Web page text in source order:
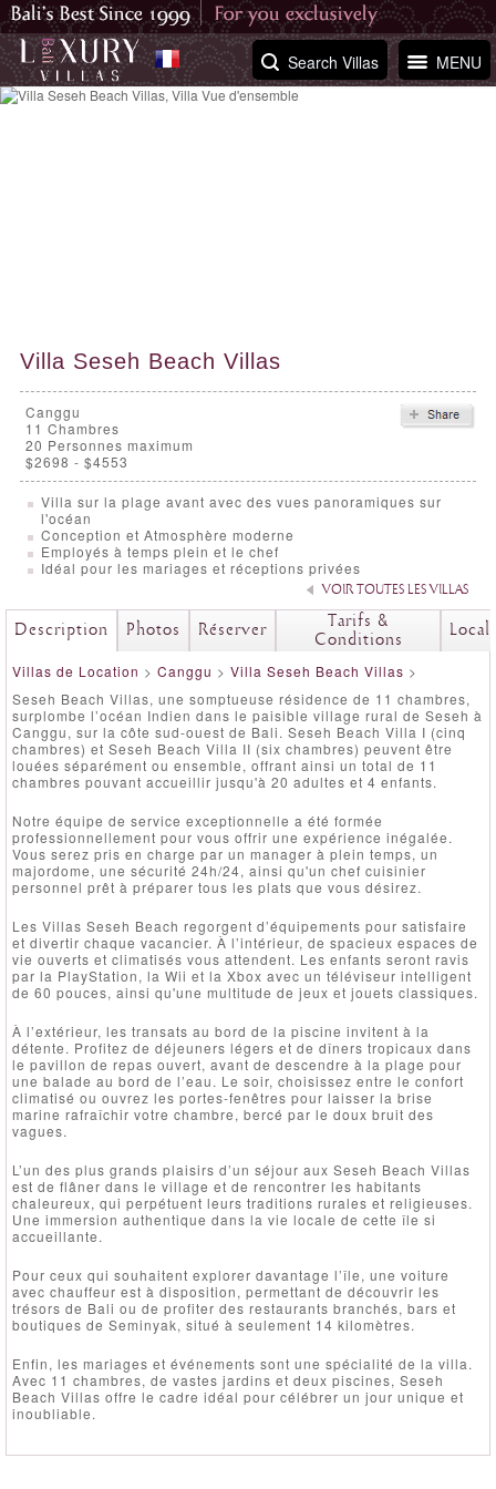
MENU
Search Villas
Villa Seseh Beach Villas
Canggu
11 Chambres
20 Personnes maximum
$2698 - $4553
Villa sur la plage avant avec des vues panoramiques sur
l'océan
Conception et Atmosphère moderne
Employés à temps plein et le chef
Idéal pour les mariages et réceptions privées
VOIR TOUTES LES VILLAS
Description Photos Réserver
Tarifs &
Conditions
Villas de Location > Canggu > Villa Seseh Beach Villas >
Seseh Beach Villas, une somptueuse résidence de 11 chambres,
surplombe l’océan Indien dans le paisible village rural de Seseh à
Canggu, sur la côte sud-ouest de Bali. Seseh Beach Villa I (cinq
chambres) et Seseh Beach Villa II (six chambres) peuvent être
louées séparément ou ensemble, offrant ainsi un total de 11
chambres pouvant accueillir jusqu'à 20 adultes et 4 enfants.
Notre équipe de service exceptionnelle a été formée
professionnellement pour vous offrir une expérience inégalée.
Vous serez pris en charge par un manager à plein temps, un
majordome, une sécurité 24h/24, ainsi qu'un chef cuisinier
personnel prêt à préparer tous les plats que vous désirez.
Les Villas Seseh Beach regorgent d’équipements pour satisfaire
et divertir chaque vacancier. À l’intérieur, de spacieux espaces de
vie ouverts et climatisés vous attendent. Les enfants seront ravis
par la PlayStation, la Wii et la Xbox avec un téléviseur intelligent
de 60 pouces, ainsi qu'une multitude de jeux et jouets classiques.
À l’extérieur, les transats au bord de la piscine invitent à la
détente. Profitez de déjeuners légers et de dîners tropicaux dans
le pavillon de repas ouvert, avant de descendre à la plage pour
une balade au bord de l’eau. Le soir, choisissez entre le confort
climatisé ou ouvrez les portes-fenêtres pour laisser la brise
marine rafraîchir votre chambre, bercé par le doux bruit des
vagues.
L’un des plus grands plaisirs d’un séjour aux Seseh Beach Villas
est de flâner dans le village et de rencontrer les habitants
chaleureux, qui perpétuent leurs traditions rurales et religieuses.
Une immersion authentique dans la vie locale de cette île si
accueillante.
Pour ceux qui souhaitent explorer davantage l’île, une voiture
avec chauffeur est à disposition, permettant de découvrir les
trésors de Bali ou de profiter des restaurants branchés, bars et
boutiques de Seminyak, situé à seulement 14 kilomètres.
Enfin, les mariages et événements sont une spécialité de la villa.
Avec 11 chambres, de vastes jardins et deux piscines, Seseh
Beach Villas offre le cadre idéal pour célébrer un jour unique et
inoubliable.